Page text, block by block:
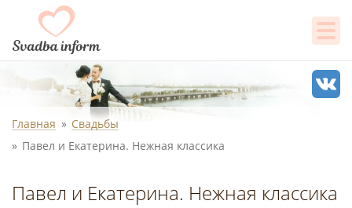
Главная
Свадьбы
Павел и Екатерина. Нежная классика
Павел и Екатерина. Нежная классика